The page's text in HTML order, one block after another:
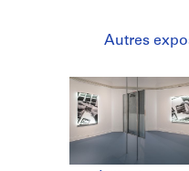
Autres